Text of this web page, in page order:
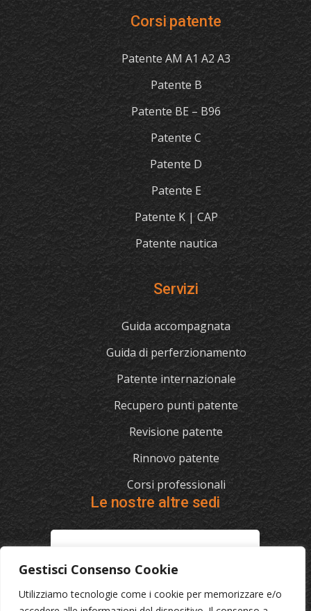
Gestisci Consenso Cookie
Utilizziamo tecnologie come i cookie per memorizzare e/o
Corsi patente
Patente AM A1 A2 A3
Patente B
Patente BE – B96
Patente C
Patente D
Patente E
Patente K | CAP
Patente nautica
Servizi
Guida accompagnata
Guida di perferzionamento
Patente internazionale
Recupero punti patente
Revisione patente
Rinnovo patente
Corsi professionali
Le nostre altre sedi
070/721841
Via Cagliari 129, 09012 Capoterra (Ca)